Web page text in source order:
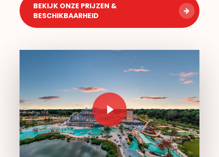
BEKIJK ONZE PRIJZEN &
BESCHIKBAARHEID
Play Video
Play Video